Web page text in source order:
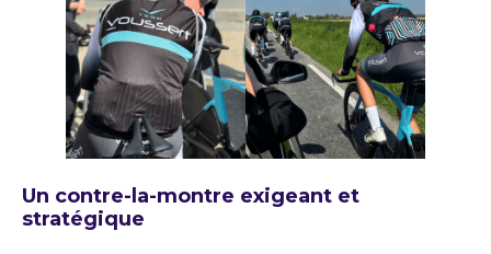
Un contre-la-montre exigeant et
stratégique